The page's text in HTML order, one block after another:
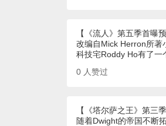
【《流人》第五季首曝
改编自Mick Herron所著
科技宅Roddy Ho有了
0 人赞过
【《塔尔萨之王》第三
随着Dwight的帝国不断